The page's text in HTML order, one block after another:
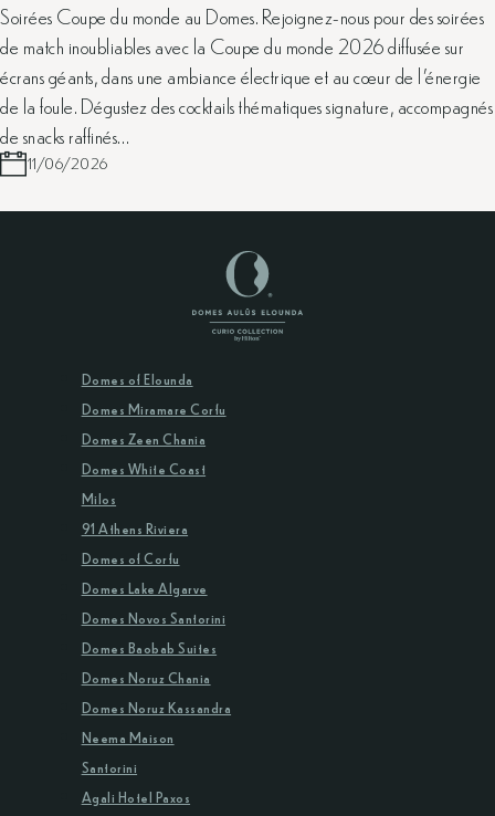
Soirées Coupe du monde au Domes. Rejoignez-nous pour des soirées
de match inoubliables avec la Coupe du monde 2026 diffusée sur
écrans géants, dans une ambiance électrique et au cœur de l’énergie
de la foule. Dégustez des cocktails thématiques signature, accompagnés
de snacks raffinés…
11/06/2026
Domes of Elounda
Domes Miramare Corfu
Domes Zeen Chania
Domes White Coast
Milos
91 Athens Riviera
Domes of Corfu
Domes Lake Algarve
Domes Novos Santorini
Domes Baobab Suites
Domes Noruz Chania
Domes Noruz Kassandra
Neema Maison
Santorini
Agali Hotel Paxos